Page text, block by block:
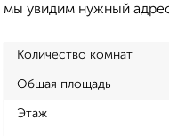
мы увидим нужный
Количество комнат
Общая площадь
Этаж